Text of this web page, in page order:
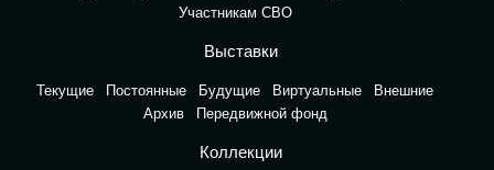
Участникам СВО
Выставки
Текущие Постоянные Будущие Виртуальные
Внешние
Архив
Передвижной фонд
Коллекции